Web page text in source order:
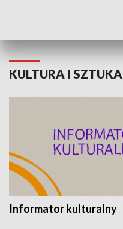
KULTURA I SZTUKA
Informator kulturalny